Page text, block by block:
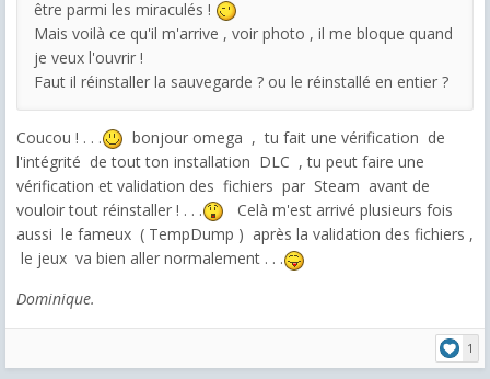
être parmi les miraculés !
Mais voilà ce qu'il m'arrive , voir photo , il me bloque quand
je veux l'ouvrir !
Faut il réinstaller la sauvegarde ? ou le réinstallé en entier ?
Coucou ! . . .
bonjour omega , tu fait une vérification de
l'intégrité de tout ton installation DLC , tu peut faire une
vérification et validation des fichiers par Steam avant de
vouloir tout réinstaller ! . . .
Celà m'est arrivé plusieurs fois
aussi le fameux ( TempDump ) après la validation des fichiers ,
le jeux va bien aller normalement . . .
Dominique.
1